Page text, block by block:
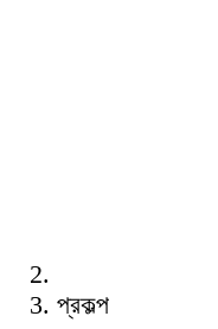
প্রকল্প